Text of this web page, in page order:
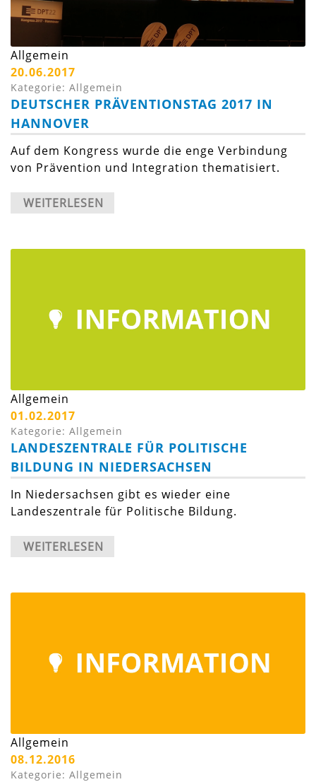
Allgemein
20.06.2017
Kategorie: Allgemein
DEUTSCHER PRÄVENTIONSTAG 2017 IN
HANNOVER
Auf dem Kongress wurde die enge Verbindung
von Prävention und Integration thematisiert.
WEITERLESEN
Allgemein
01.02.2017
Kategorie: Allgemein
LANDESZENTRALE FÜR POLITISCHE
BILDUNG IN NIEDERSACHSEN
In Niedersachsen gibt es wieder eine
Landeszentrale für Politische Bildung.
WEITERLESEN
Allgemein
08.12.2016
Kategorie: Allgemein